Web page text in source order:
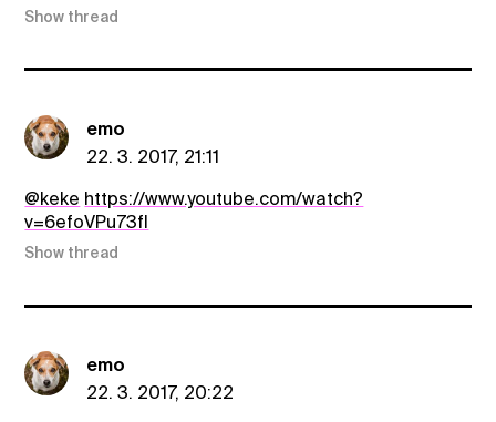
Show thread
emo
22. 3. 2017, 21:11
@keke https://www.youtube.com/watch?
v=6efoVPu73fI
Show thread
emo
22. 3. 2017, 20:22